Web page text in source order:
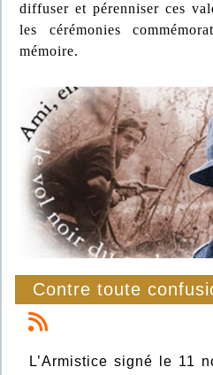
diffuser et pérenniser ces
les cérémonies
mémoire.
Contre toute
L’Armistice signé le 11